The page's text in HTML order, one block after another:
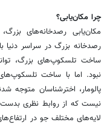
چرا مکان‌یابی؟
مکان‌یابی رصدخانه‌های
رصدخانه بزرگ در سراسر دنیا
ساخت تلسکوپ‌های بزرگ،
پالومار، اخترشناسان متوجه
نیست که از روابط نظری
لایه‌های مختلف جو در